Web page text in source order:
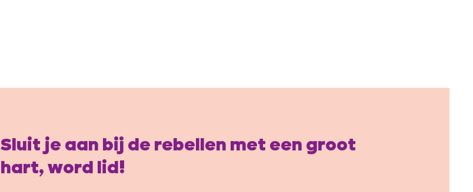
Sluit je aan bij de rebellen met een groot
hart, word lid!